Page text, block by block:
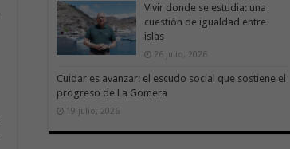
Vivir donde se estudia: una
cuestión de igualdad entre
islas
26 julio, 2026
Cuidar es avanzar: el escudo social que sostiene el
progreso de La Gomera
19 julio, 2026